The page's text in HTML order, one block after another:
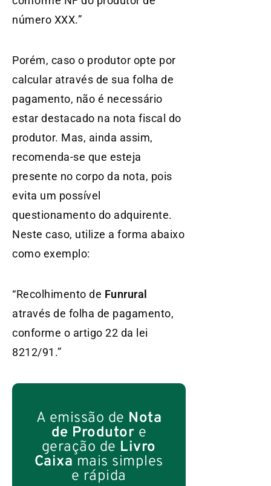
número XXX.”
Porém, caso o produtor opte por
calcular através de sua folha de
pagamento, não é necessário
estar destacado na nota fiscal do
produtor. Mas, ainda assim,
recomenda-se que esteja
presente no corpo da nota, pois
evita um possível
questionamento do adquirente.
Neste caso, utilize a forma abaixo
como exemplo:
“Recolhimento de Funrural
através de folha de pagamento,
conforme o artigo 22 da lei
8212/91.”
A emissão de Nota
de Produtor e
geração de Livro
Caixa mais simples
e rápida